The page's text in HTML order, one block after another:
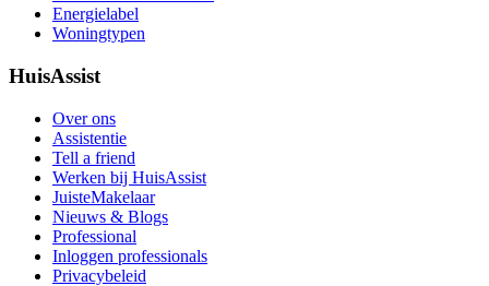
Energielabel
Woningtypen
HuisAssist
Over ons
Assistentie
Tell a friend
Werken bij HuisAssist
JuisteMakelaar
Nieuws & Blogs
Professional
Inloggen professionals
Privacybeleid